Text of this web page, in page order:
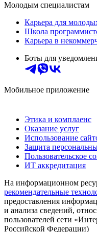
Молодым специалистам
Карьера для
Школа
Карьера в
Боты для
Мобильное приложение
Этика и комплаенс
Оказание услуг
Использование
Защита
Пользовательское
ИТ аккредитация
На информационном
рекомендательные
предоставления
и анализа сведений,
пользователей сети
Российской Федерации)